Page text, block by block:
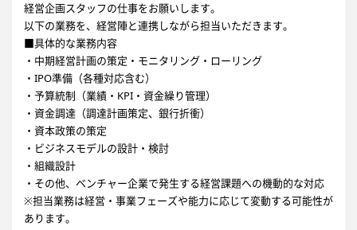
経営企画スタッフの仕事をお願いします。
以下の業務を、経営陣と連携しながら担当いただきます。
■具体的な業務内容
・中期経営計画の策定・モニタリング・ローリング
・IPO準備（各種対応含む）
・予算統制（業績・KPI・資金繰り管理）
・資金調達（調達計画策定、銀行折衝）
・資本政策の策定
・ビジネスモデルの設計・検討
・組織設計
・その他、ベンチャー企業で発生する経営課題への機動的な対応
※担当業務は経営・事業フェーズや能力に応じて変動する可能性が
あります。